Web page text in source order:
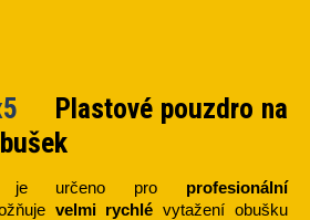
Plastové pouzdro na
je určeno pro profesionální
velmi rychlé vytažení obušku